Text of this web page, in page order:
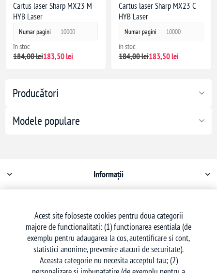
Producători
Modele populare
Cartus laser Sharp MX23 M
HYB Laser
Numar pagini 10000
în stoc
184,00 lei183,50 lei
Cartus laser Sharp MX23 C
HYB Laser
Numar pagini 10000
în stoc
184,00 lei183,50 lei
Informații
Serviciu clienți
Acest site foloseste cookies pentru doua categorii
majore de functionalitati: (1) functionarea esentiala (de
exemplu pentru adaugarea la cos, autentificare si cont,
statistici anonime, prevenire atacuri de securitate).
Aceasta categorie nu necesita acceptul tau; (2)